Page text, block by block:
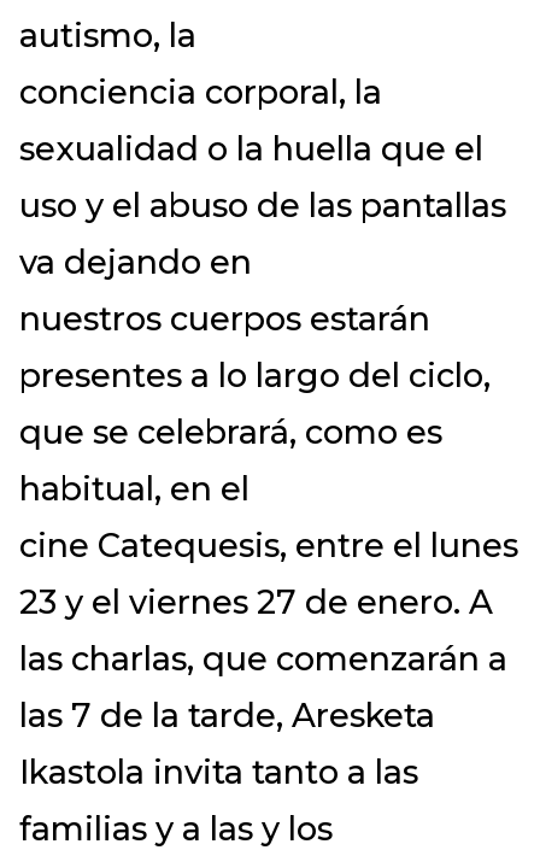
autismo, la
conciencia corporal, la
sexualidad o la huella que el
uso y el abuso de las pantallas
va dejando en
nuestros cuerpos estarán
presentes a lo largo del ciclo,
que se celebrará, como es
habitual, en el
cine Catequesis, entre el lunes
23 y el viernes 27 de enero. A
las charlas, que comenzarán a
las 7 de la tarde, Aresketa
Ikastola invita tanto a las
familias y a las y los